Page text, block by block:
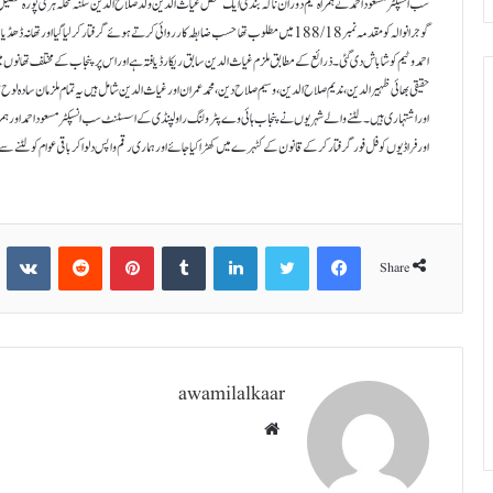
سب انسپکٹر مسعود احمد نے ہمراہ ٹیم دوران ناکہ بندی ایک شخص غیاث الدین ولد صلاح الدین سکنہ محلہ ہری پورہ
گوجرانوالہ کو مقدمہ نمبر 188/18 میں مطلوب تھا حسب ضابطہ کارروائی کرتے ہوئے گرفتار کر
حقیقی بھائی ظہیرالدین، ندیم صلاح الدین ، وسیم صلاح دین، محمد عمران اور غیاث الدین شامل ہیں یہ تمام ملزمان سادہ
اور اشتہاری ہیں۔ لٹنے والے شہریوں نے پنجاب ہائی وے پٹرولنگ راولپنڈی کے اسسٹنٹ سب انسپکٹر مسعود احمد اور
اور فراڈیوں کو فل فور گرفتار کر کے قانون کے کٹہرے میں کھڑا کیا جائے اور ہماری رقم واپس دلوا کر باقی عوام کو لٹنے
Share
Facebook
Twitter
LinkedIn
Tumblr
Pinterest
Reddit
awamilalkaar